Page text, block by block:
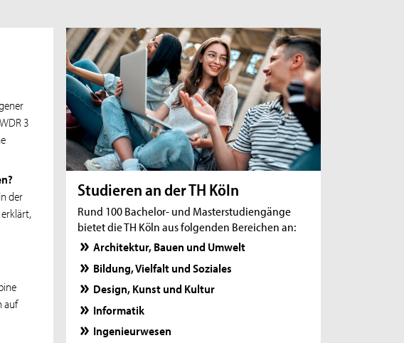
Preis der Bauindustrie NRW und der TH Köln:
Absolvent*innen für herausragende
Leistungen geehrt
Brückenbauer zwischen Wissenschaft und
Industrie
Neuberufen 2026: Prof. Dr. Nina Kläsener
3
der
auf
Studieren an der TH Köln
Rund 100 Bachelor- und Masterstudiengänge
bietet die TH Köln aus folgenden Bereichen an:
Architektur, Bauen und Umwelt
Bildung, Vielfalt und Soziales
Design, Kunst und Kultur
Informatik
Ingenieurwesen